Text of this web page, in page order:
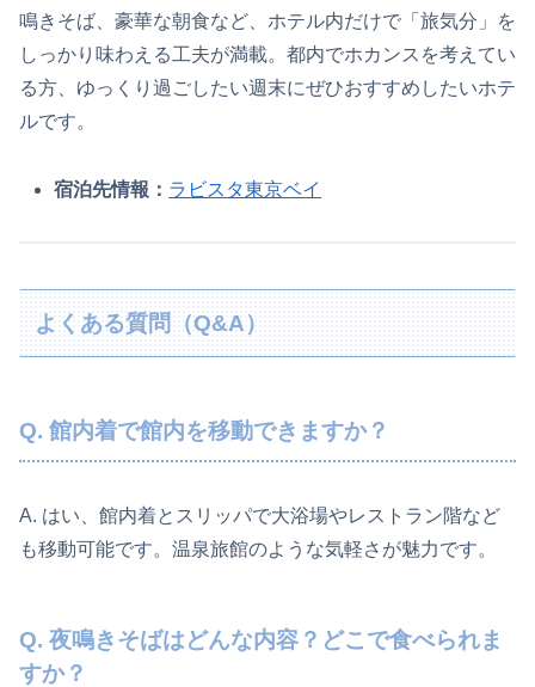
鳴きそば、豪華な朝食など、ホテル内だけで「旅気分」を
しっかり味わえる工夫が満載。都内でホカンスを考えてい
る方、ゆっくり過ごしたい週末にぜひおすすめしたいホテ
ルです。
宿泊先情報： ラビスタ東京ベイ
よくある質問（Q&A）
Q. 館内着で館内を移動できますか？
A. はい、館内着とスリッパで大浴場やレストラン階など
も移動可能です。温泉旅館のような気軽さが魅力です。
Q. 夜鳴きそばはどんな内容？どこで食べられま
すか？